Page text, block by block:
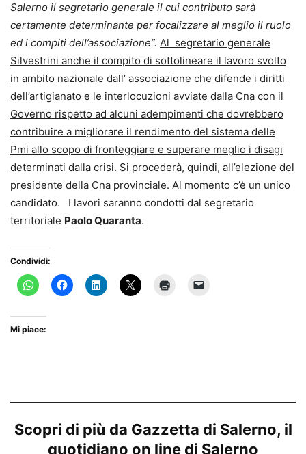
Salerno il segretario generale il cui contributo sarà
certamente determinante per focalizzare al meglio il ruolo
ed i compiti dell’associazione”. Al segretario generale
Silvestrini anche il compito di sottolineare il lavoro svolto
in ambito nazionale dall’ associazione che difende i diritti
dell’artigianato e le interlocuzioni avviate dalla Cna con il
Governo rispetto ad alcuni adempimenti che dovrebbero
contribuire a migliorare il rendimento del sistema delle
Pmi allo scopo di fronteggiare e superare meglio i disagi
determinati dalla crisi. Si procederà, quindi, all’elezione del
presidente della Cna provinciale. Al momento c’è un unico
candidato. I lavori saranno condotti dal segretario
territoriale Paolo Quaranta.
Condividi:
Mi piace:
Scopri di più da Gazzetta di Salerno, il
quotidiano on line di Salerno